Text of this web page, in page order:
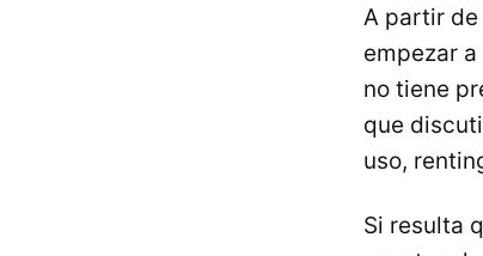
A partir de
empezar
no tiene
que
uso,
Si resulta